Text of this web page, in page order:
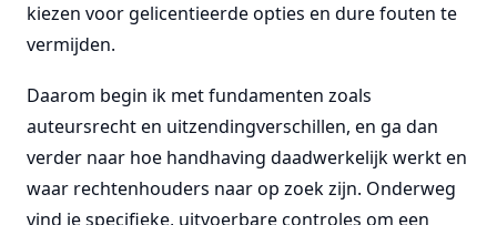
kiezen voor gelicentieerde opties en dure fouten te
vermijden.
Daarom begin ik met fundamenten zoals
auteursrecht en uitzendingverschillen, en ga dan
verder naar hoe handhaving daadwerkelijk werkt en
waar rechtenhouders naar op zoek zijn. Onderweg
vind je specifieke, uitvoerbare controles om een